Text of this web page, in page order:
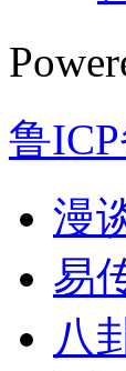
鲁
漫
易
八